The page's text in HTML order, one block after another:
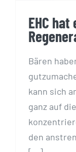
EHC
Bären
kann sich
ganz auf
den